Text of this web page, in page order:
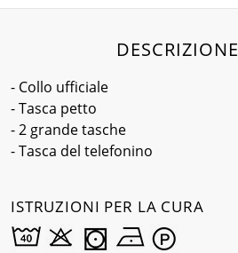
- Collo ufficiale
- Tasca petto
- 2 grande tasche
- Tasca del telefonino
ISTRUZIONI PER LA CURA